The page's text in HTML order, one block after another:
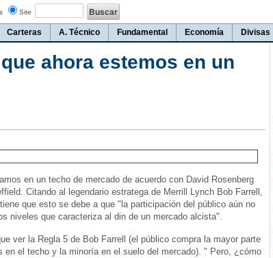
Site
Carteras A. Técnico Fundamental Economía Divisas
ahora estemos en un
en un techo de mercado de acuerdo con David Rosenberg
Citando al legendario estratega de Merrill Lynch Bob Farrell,
que esto se debe a que "la participación del público aún no
niveles que caracteriza al din de un mercado alcista".
ver la Regla 5 de Bob Farrell (el público compra la mayor parte
en el techo y la minoría en el suelo del mercado). " Pero, ¿cómo